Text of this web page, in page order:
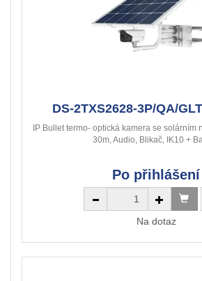
DS-2TXS2628-3P/QA/
IP Bullet termo- optická kamera se solárním
30m, Audio, Blikač, IK10 +
Po přihlášení
Na dotaz